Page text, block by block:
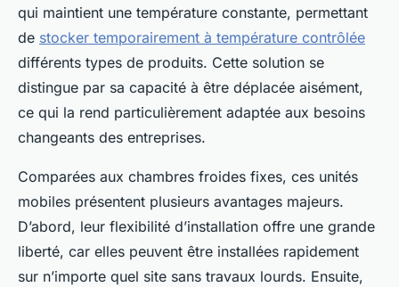
qui maintient une température constante, permettant
de stocker temporairement à température contrôlée
différents types de produits. Cette solution se
distingue par sa capacité à être déplacée aisément,
ce qui la rend particulièrement adaptée aux besoins
changeants des entreprises.
Comparées aux chambres froides fixes, ces unités
mobiles présentent plusieurs avantages majeurs.
D’abord, leur flexibilité d’installation offre une grande
liberté, car elles peuvent être installées rapidement
sur n’importe quel site sans travaux lourds. Ensuite,